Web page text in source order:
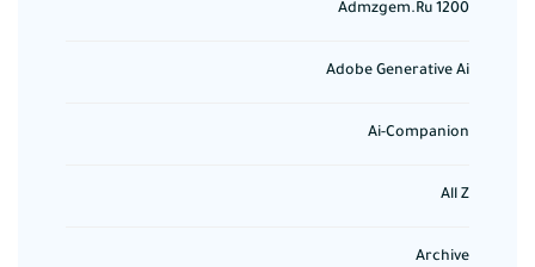
Admzgem.ru 1200
Adobe Generative Ai
Ai-Companion
All Z
Archive